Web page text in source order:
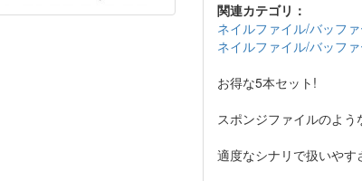
関連カテゴリ：
ネイルファイル/バッフ
ネイルファイル/バッフ
お得な5本セット!
スポンジファイルのよう
適度なシナリで扱いやす